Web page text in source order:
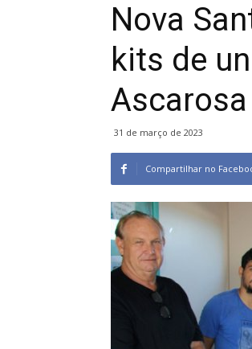
Nova
kits de
Ascarosa
31 de março de 2023
Compartilhar no